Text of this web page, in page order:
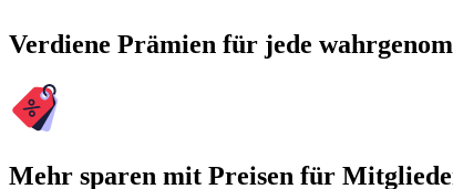
Verdiene Prämien für jede
Mehr sparen mit Preisen für